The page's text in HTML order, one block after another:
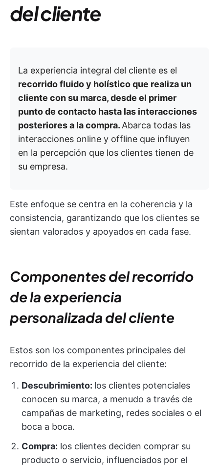
del cliente
La experiencia integral del cliente es el
recorrido fluido y holístico que realiza un
cliente con su marca, desde el primer
punto de contacto hasta las interacciones
posteriores a la compra. Abarca todas las
interacciones online y offline que influyen
en la percepción que los clientes tienen de
su empresa.
Este enfoque se centra en la coherencia y la
consistencia, garantizando que los clientes se
sientan valorados y apoyados en cada fase.
Componentes del recorrido
de la experiencia
personalizada del cliente
Estos son los componentes principales del
recorrido de la experiencia del cliente:
Descubrimiento: los clientes potenciales
conocen su marca, a menudo a través de
campañas de marketing, redes sociales o el
boca a boca.
Compra: los clientes deciden comprar su
producto o servicio, influenciados por el